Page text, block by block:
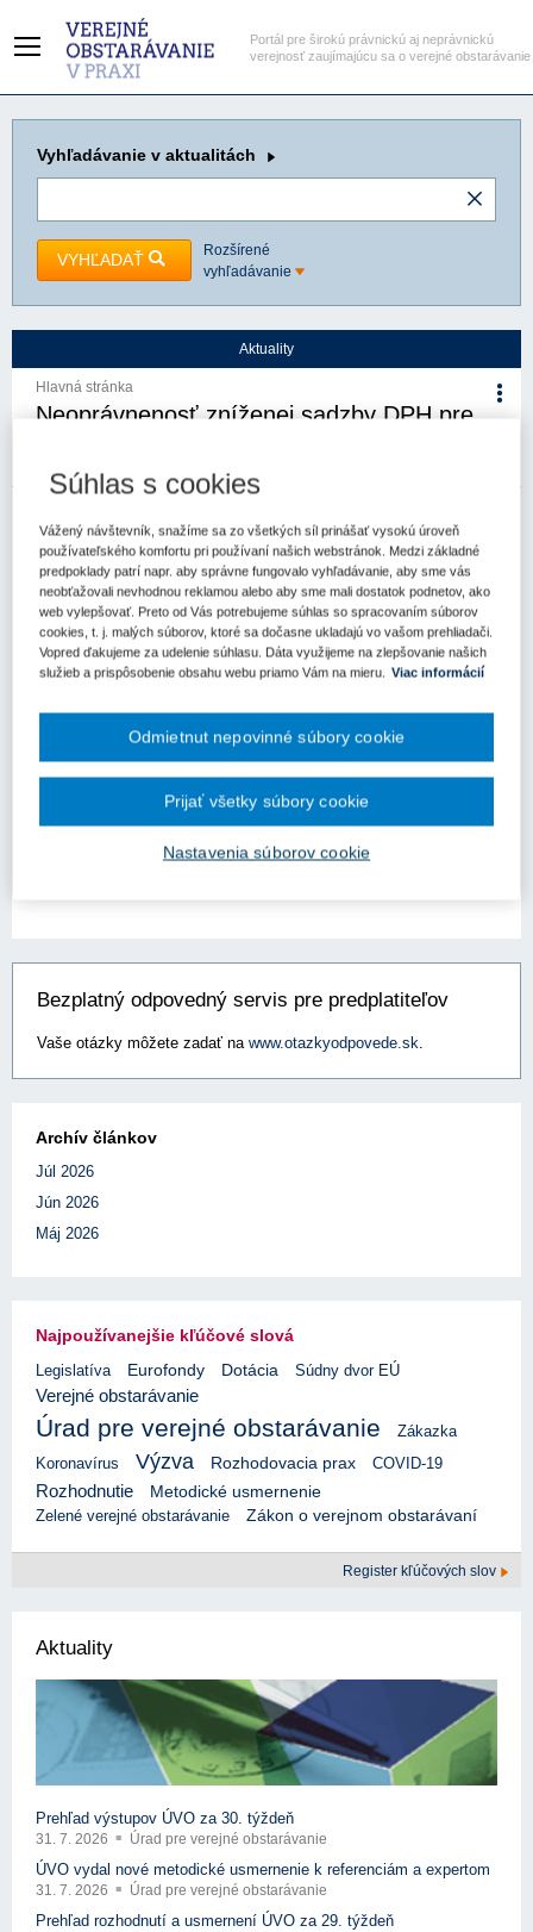
Portál pre širokú právnickú aj neprávnickú
verejnosť zaujímajúcu sa o verejné obstarávanie
Vyhľadávanie v aktualitách
VYHĽADAŤ
Rozšírené
vyhľadávanie
Aktuality
Hlavná stránka
Neoprávnenosť zníženej sadzby DPH pre
obstarávanie
V poslednej dobe sa v procese verejného obstarávania
objavujú prípady, kde skupina dodávateľov zahŕňa subjekt so
statusom registrovaného sociálneho podniku, pričom si
uplatňuje zníženú 5 % sadzbu DPH na celé plnenie zákazky.
združenie bez právnej subjektivity, ktoré pozostáva aj z členov
bez statusu registrovaného sociálneho podniku, nemôže túto
zníženú sadzbu aplikovať. Registrovaný sociálny podnik tak
vstupom do skupiny dodávateľov stráca daňovú výhodu, pretože
plnenie neplní podmienky stanovené zákonom, aj keď sa
zameriava na sociálnu ekonomiku.
Zdroj:Úrad pre verejné obstarávanie
Bezplatný odpovedný servis pre predplatiteľov
Vaše otázky môžete zadať na www.otazkyodpovede.sk.
Archív článkov
Júl 2026
Jún 2026
Máj 2026
Najpoužívanejšie kľúčové slová
Legislatíva Eurofondy Dotácia Súdny dvor EÚ
Verejné obstarávanie
Úrad pre verejné obstarávanie
Zákazka
Koronavírus
Výzva Rozhodovacia prax COVID-19
Rozhodnutie
Metodické usmernenie
Zelené verejné obstarávanie
Zákon o verejnom obstarávaní
Register kľúčových slov
Aktuality
Prehľad výstupov ÚVO za 30. týždeň
31. 7. 2026 Úrad pre verejné obstarávanie
ÚVO vydal nové metodické usmernenie k referenciám a expertom
31. 7. 2026 Úrad pre verejné obstarávanie
Prehľad rozhodnutí a usmernení ÚVO za 29. týždeň
Súhlas s cookies
Vážený návštevník, snažíme sa zo všetkých síl prinášať vysokú úroveň
používateľského komfortu pri používaní našich webstránok. Medzi základné
predpoklady patrí napr. aby správne fungovalo vyhľadávanie, aby sme vás
neobťažovali nevhodnou reklamou alebo aby sme mali dostatok podnetov, ako
web vylepšovať. Preto od Vás potrebujeme súhlas so spracovaním súborov
cookies, t. j. malých súborov, ktoré sa dočasne ukladajú vo vašom prehliadači.
Vopred ďakujeme za udelenie súhlasu. Dáta využijeme na zlepšovanie našich
služieb a prispôsobenie obsahu webu priamo Vám na mieru.
Viac informácií
Nastavenia súborov cookie
Odmietnut nepovinné súbory cookie
Prijať všetky súbory cookie